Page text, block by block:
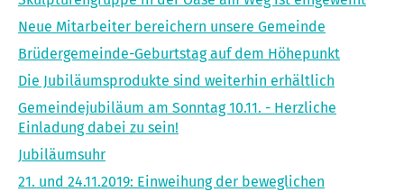
Neue Mitarbeiter bereichern unsere Gemeinde
Brüdergemeinde-Geburtstag auf dem Höhepunkt
Die Jubiläumsprodukte sind weiterhin erhältlich
Gemeindejubiläum am Sonntag 10.11. - Herzliche
Einladung dabei zu sein!
Jubiläumsuhr
21. und 24.11.2019: Einweihung der beweglichen